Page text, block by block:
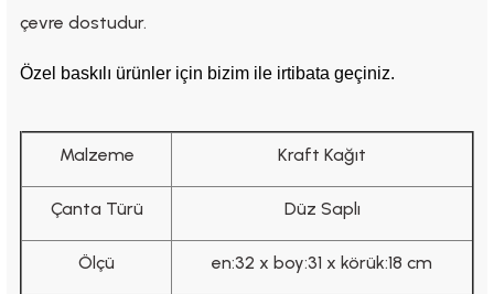
çevre dostudur.
Özel baskılı ürünler için bizim ile irtibata geçiniz.
Malzeme Kraft Kağıt
Çanta Türü Düz Saplı
Ölçü en:32 x boy:31 x körük:18 cm